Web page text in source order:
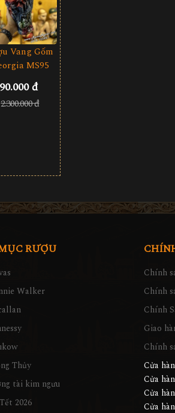
Vang Gốm
MS95
đ
2.300.000 đ
RƯỢU
Walker
Thủy
tài kim ngưu
2026
Chính
Chính
Chính
Giao
Chính
Cửa
Cửa
Cửa
Cửa